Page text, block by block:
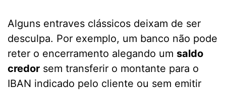
Alguns entraves clássicos deixam de ser
desculpa. Por exemplo, um banco não pode
reter o encerramento alegando um saldo
credor sem transferir o montante para o
IBAN indicado pelo cliente ou sem emitir